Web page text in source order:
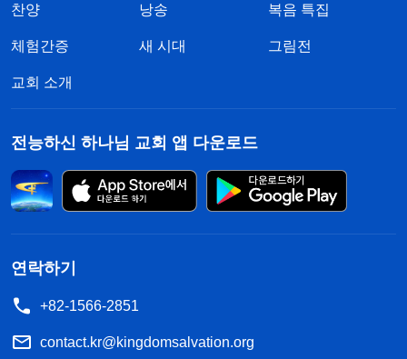
찬양 낭송 복음 특집
체험간증 새 시대 그림전
교회 소개
전능하신 하나님 교회 앱 다운로드
연락하기
+82-1566-2851
contact.kr@kingdomsalvation.org